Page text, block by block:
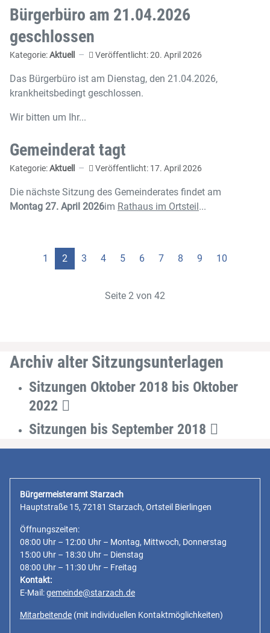
Bürgerbüro am 21.04.2026
geschlossen
Kategorie:Aktuell Veröffentlicht: 20. April 2026
Das Bürgerbüro ist am Dienstag, den 21.04.2026,
krankheitsbedingt geschlossen.
Wir bitten um Ihr...
Gemeinderat tagt
Kategorie:Aktuell Veröffentlicht: 17. April 2026
Die nächste Sitzung des Gemeinderates findet am
Montag 27. April 2026im Rathaus im Ortsteil...
1 2 3 4 5 6 7 8 9 10
Seite 2 von 42
Archiv alter Sitzungsunterlagen
Sitzungen Oktober 2018 bis Oktober
2022
Sitzungen bis September 2018
Bürgermeisteramt Starzach
Hauptstraße 15, 72181 Starzach, Ortsteil Bierlingen
Öffnungszeiten:
08:00 Uhr – 12:00 Uhr – Montag, Mittwoch, Donnerstag
15:00 Uhr – 18:30 Uhr – Dienstag
08:00 Uhr – 11:30 Uhr – Freitag
Kontakt:
E-Mail:gemeinde@starzach.de
Mitarbeitende (mit individuellen Kontaktmöglichkeiten)